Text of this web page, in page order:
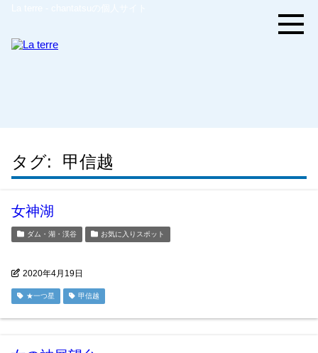
タグ: 甲信越
女神湖
ダム・湖・渓谷 お気に入りスポット
2020年4月19日
★一つ星 甲信越